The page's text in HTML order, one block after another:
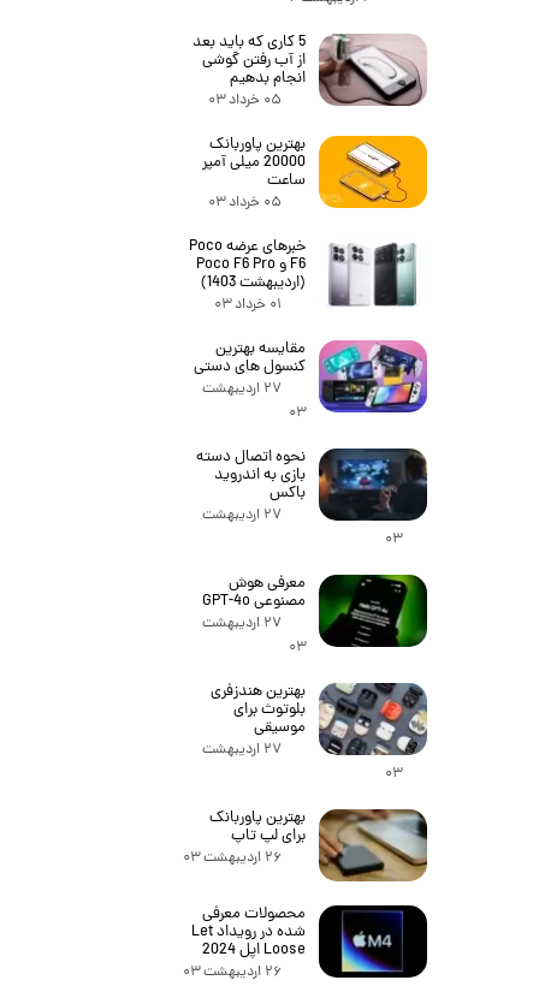
5 کاری که باید بعد
از آب رفتن گوشی
انجام بدهیم
۰۵ خرداد ۰۳
بهترین پاوربانک
20000 میلی آمپر
ساعت
۰۵ خرداد ۰۳
خبرهای عرضه Poco
F6 و Poco F6 Pro
(اردیبهشت 1403)
۰۱ خرداد ۰۳
مقایسه بهترین
کنسول های دستی
۲۷ اردیبهشت
۰۳
نحوه اتصال دسته
بازی به اندروید
باکس
۲۷ اردیبهشت
۰۳
معرفی هوش
مصنوعی GPT-4o
۲۷ اردیبهشت
۰۳
بهترین هندزفری
بلوتوث برای
موسیقی
۲۷ اردیبهشت
۰۳
بهترین پاوربانک
برای لپ تاپ
۲۶ اردیبهشت ۰۳
محصولات معرفی
شده در رویداد Let
Loose اپل 2024
۲۶ اردیبهشت ۰۳